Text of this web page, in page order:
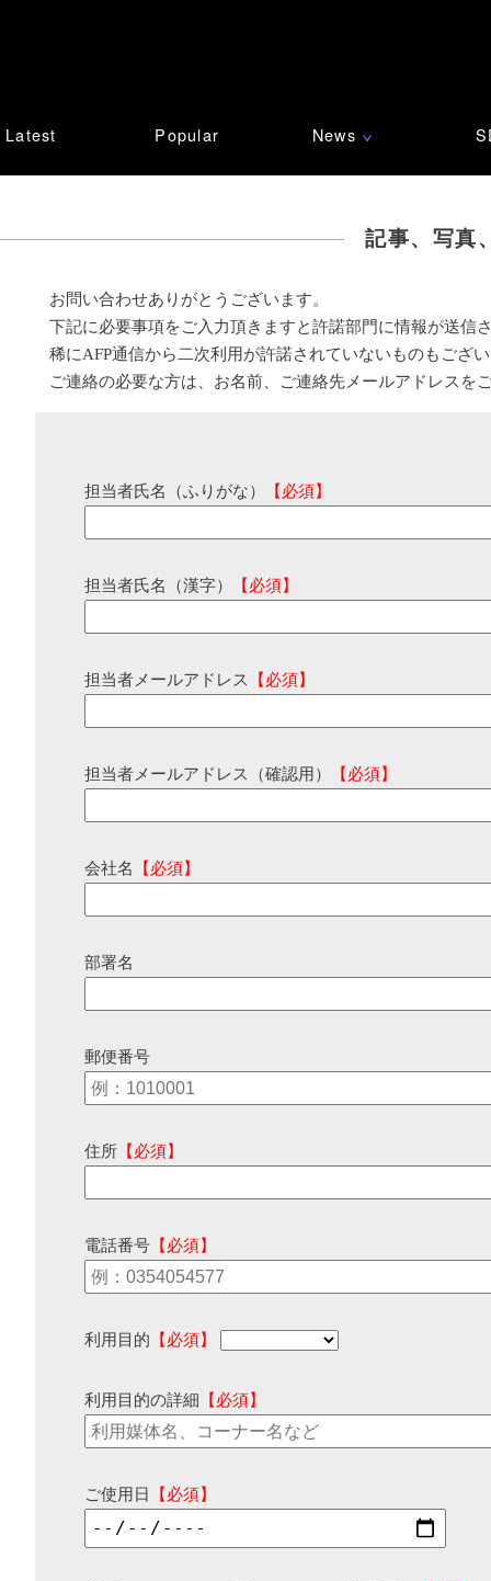
Latest Popular News ∨
記事、写真
お問い合わせありがとうございます。
下記に必要事項をご入力頂きますと許諾部門に情報が送信
稀にAFP通信から二次利用が許諾されていないものもござ
ご連絡の必要な方は、お名前、ご連絡先メールアドレスを
担当者氏名（ふりがな） 【必須】
担当者氏名（漢字） 【必須】
担当者メールアドレス 【必須】
担当者メールアドレス（確認用） 【必須】
会社名 【必須】
部署名
郵便番号
住所 【必須】
電話番号 【必須】
利用目的 【必須】
利用目的の詳細 【必須】
ご使用日 【必須】